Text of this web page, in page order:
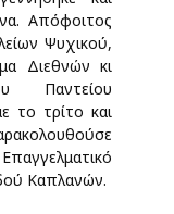
Απόφοιτος
Ψυχικού,
Διεθνών κι
Παντείου
το τρίτο και
Καπλανών.